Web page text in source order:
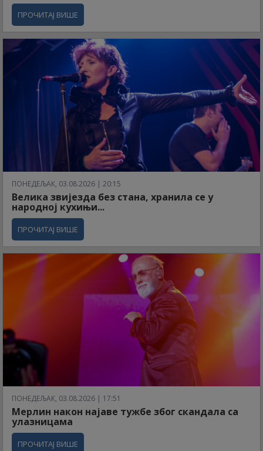
ПРОЧИТАЈ ВИШЕ
ПОНЕДЕЉАК, 03.08.2026 | 20:15
Велика звијезда без стана, хранила се у
народној кухињи...
ПРОЧИТАЈ ВИШЕ
ПОНЕДЕЉАК, 03.08.2026 | 17:51
Мерлин након најаве тужбе због скандала са
улазницама
ПРОЧИТАЈ ВИШЕ